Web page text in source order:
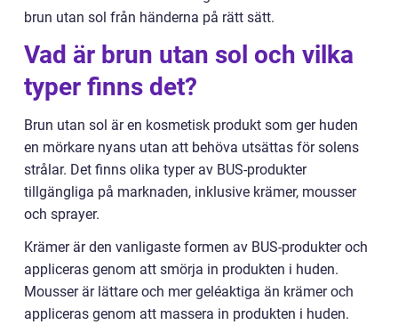
brun utan sol från händerna på rätt sätt.
Vad är brun utan sol och vilka
typer finns det?
Brun utan sol är en kosmetisk produkt som ger huden
en mörkare nyans utan att behöva utsättas för solens
strålar. Det finns olika typer av BUS-produkter
tillgängliga på marknaden, inklusive krämer, mousser
och sprayer.
Krämer är den vanligaste formen av BUS-produkter och
appliceras genom att smörja in produkten i huden.
Mousser är lättare och mer geléaktiga än krämer och
appliceras genom att massera in produkten i huden.